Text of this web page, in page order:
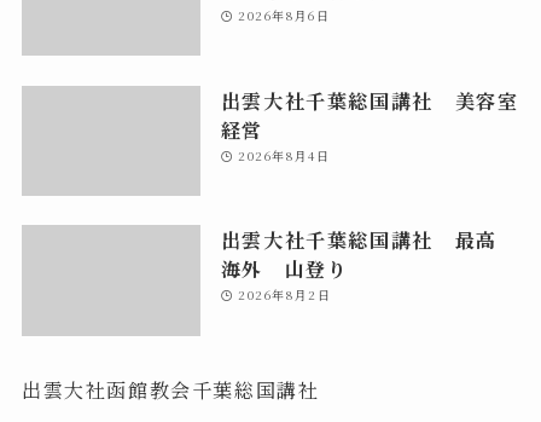
2026年8月6日
出雲大社千葉総国講社 美容室
経営
2026年8月4日
出雲大社千葉総国講社 最高
海外 山登り
2026年8月2日
出雲大社函館教会千葉総国講社